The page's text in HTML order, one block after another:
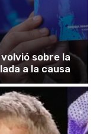
sobre la
a la causa